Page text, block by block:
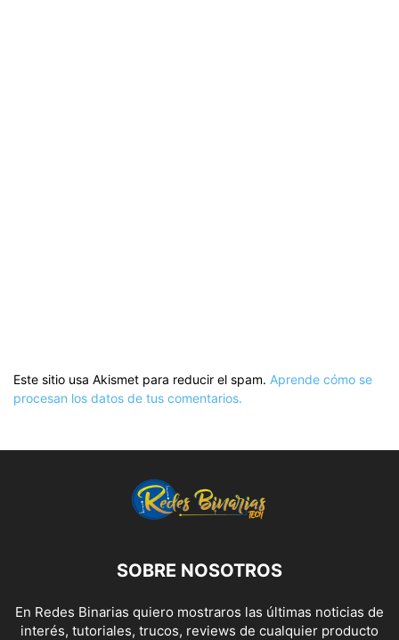
Este sitio usa Akismet para reducir el spam. Aprende cómo se
procesan los datos de tus comentarios.
SOBRE NOSOTROS
En Redes Binarias quiero mostraros las últimas noticias de
interés, tutoriales, trucos, reviews de cualquier producto